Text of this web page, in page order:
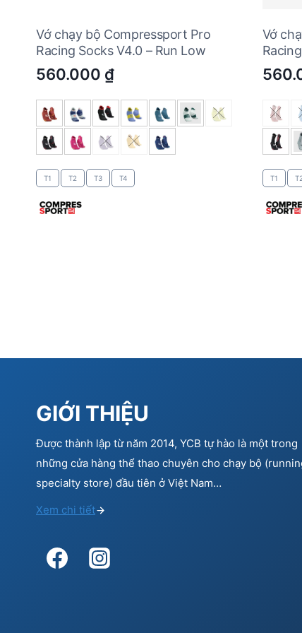
Vớ chạy bộ Compressport Pro
Racing Socks V4.0 – Run Low
560.000 ₫
T1 T2 T3 T4
Vớ
T1 T2
GIỚI THIỆU
Được thành lập từ năm 2014, YCB tự hào là một trong
những cửa hàng thể thao chuyên cho chạy bộ
specialty store) đầu tiên ở Việt Nam…
Xem chi tiết